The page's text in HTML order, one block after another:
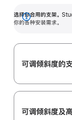
选择你合用的支架。
你的各种安装需求。
展
可调倾斜度的
可调倾斜度及